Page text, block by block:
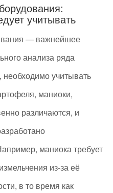
учитывать
— важнейшее
анализа ряда
учитывать
маниоки,
различаются, и
маниока требует
из-за её
в то время как